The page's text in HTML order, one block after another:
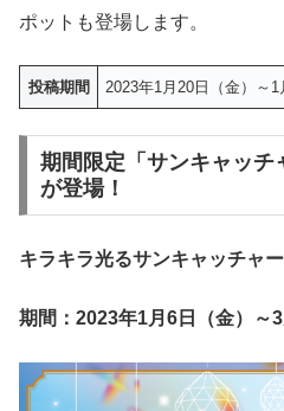
ポットも登場します。
投稿期間 2023年1月20日（金）～1
期間限定「サンキャッチ
が登場！
キラキラ光るサンキャッチャ
期間：2023年1月6日（金）～3